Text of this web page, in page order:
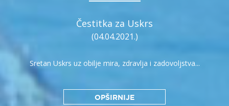
Čestitka za Uskrs
(04.04.2021.)
Sretan Uskrs uz obilje mira, zdravlja i zadovoljstva...
OPŠIRNIJE